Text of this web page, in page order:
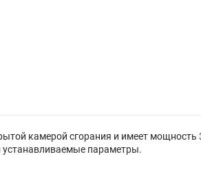
камерой сгорания и имеет мощность
устанавливаемые параметры.